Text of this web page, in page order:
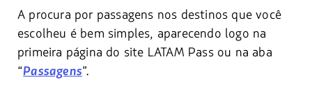
A procura por passagens nos destinos que você
escolheu é bem simples, aparecendo logo na
primeira página do site LATAM Pass ou na aba
“Passagens”.